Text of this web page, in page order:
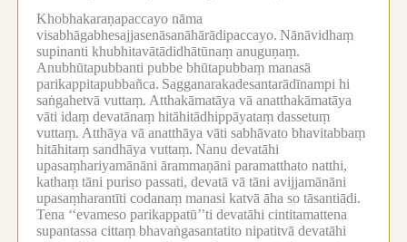
Khobhakaraṇapaccayo nāma
visabhāgabhesajjasenāsanāhārādipaccayo. Nānāvidhaṃ
supinanti khubhitavātādidhātūnaṃ anuguṇaṃ.
Anubhūtapubbanti pubbe bhūtapubbaṃ manasā
parikappitapubbañca. Sagganarakadesantarādīnampi hi
saṅgahetvā vuttaṃ. Atthakāmatāya vā anatthakāmatāya
vāti idaṃ devatānaṃ hitāhitādhippāyataṃ dassetuṃ
vuttaṃ. Atthāya vā anatthāya vāti sabhāvato bhavitabbaṃ
hitāhitaṃ sandhāya vuttaṃ. Nanu devatāhi
upasaṃhariyamānāni ārammaṇāni paramatthato natthi,
kathaṃ tāni puriso passati, devatā vā tāni avijjamānāni
upasaṃharantīti codanaṃ manasi katvā āha so tāsantiādi.
Tena ‘‘evameso parikappatū’’ti devatāhi cintitamattena
supantassa cittaṃ bhavaṅgasantatito nipatitvā devatāhi